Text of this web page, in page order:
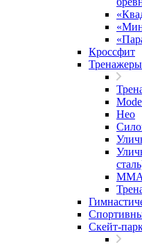
Кроссфит
Тренажеры
Нео
ММА
Скейт-